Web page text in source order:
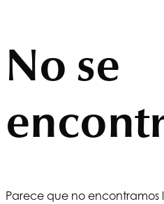
No se
Parece que no encontramos